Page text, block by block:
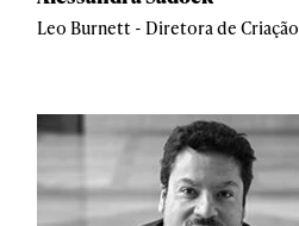
Leo Burnett - Diretora de Criação